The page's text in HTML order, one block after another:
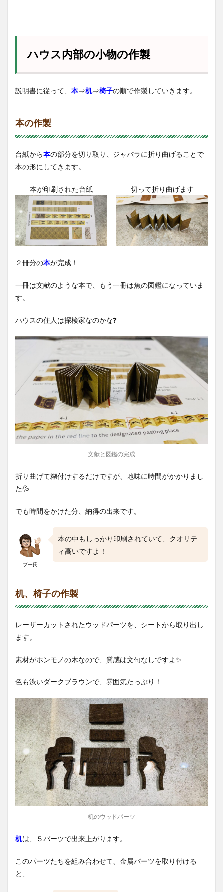
ハウス内部の小物の作製
説明書に従って、 本⇒机⇒椅子の順で作製していきます。
本の作製
台紙から本の部分を切り取り、ジャバラに折り曲げることで
本の形にしてきます。
本が印刷された台紙 切って折り曲げます
２冊分の本が完成！
一冊は文献のような本で、もう一冊は魚の図鑑になっていま
す。
ハウスの住人は探検家なのかな❓
文献と図鑑の完成
折り曲げて糊付けするだけですが、地味に時間がかかりまし
た💦
でも時間をかけた分、納得の出来です。
プー氏
本の中もしっかり印刷されていて、クオリテ
ィ高いですよ！
机、椅子の作製
レーザーカットされたウッドパーツを、シートから取り出し
ます。
素材がホンモノの木なので、質感は文句なしですよ✨
色も渋いダークブラウンで、雰囲気たっぷり！
机のウッドパーツ
机は、５パーツで出来上がります。
このパーツたちを組み合わせて、金属パーツを取り付ける
と、